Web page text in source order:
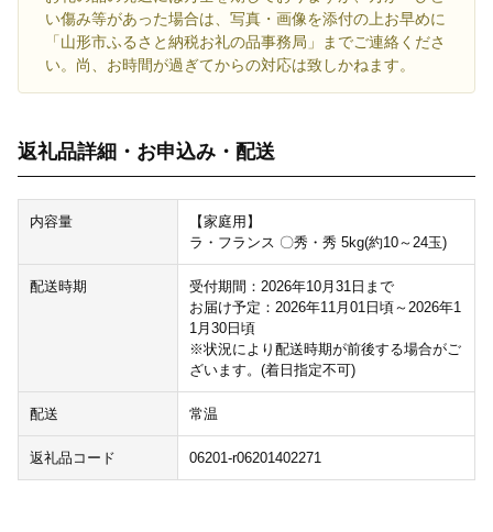
い傷み等があった場合は、写真・画像を添付の上お早めに
「山形市ふるさと納税お礼の品事務局」までご連絡くださ
い。尚、お時間が過ぎてからの対応は致しかねます。
返礼品詳細・お申込み・配送
内容量
【家庭用】
ラ・フランス 〇秀・秀 5kg(約10～24玉)
配送時期
受付期間：2026年10月31日まで
お届け予定：2026年11月01日頃～2026年1
1月30日頃
※状況により配送時期が前後する場合がご
ざいます。(着日指定不可)
配送 常温
返礼品コード 06201-r06201402271